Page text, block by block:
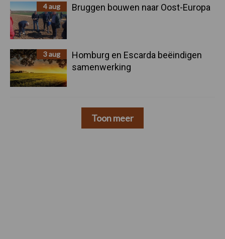
4 aug Bruggen bouwen naar Oost-Europa
3 aug
Homburg en Escarda beëindigen
samenwerking
Toon meer